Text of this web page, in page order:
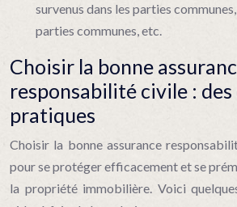
survenus dans les parties
parties communes, etc.
Choisir la bonne
responsabilité civile : des
pratiques
Choisir la bonne assurance
pour se protéger efficacement et se
la propriété immobilière. Voici